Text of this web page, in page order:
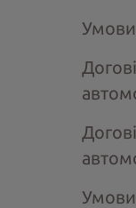
Умови